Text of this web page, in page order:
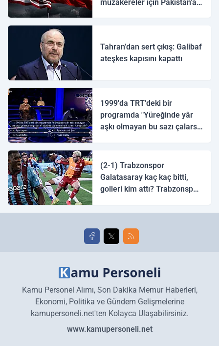
müzakereler için Pakistan'a
Tahran’dan sert çıkış: Galibaf
ateşkes kapısını kapattı
1999'da TRT'deki bir
programda "Yüreğinde yâr
aşkı olmayan bu sazı çalarsa
(2-1) Trabzonspor
Galatasaray kaç kaç bitti,
golleri kim attı? Trabzonspor
golleri!
Kamu Personel Alımı, Son Dakika Memur Haberleri,
Ekonomi, Politika ve Gündem Gelişmelerine
kamupersoneli.net'ten Kolayca Ulaşabilirsiniz.
www.kamupersoneli.net